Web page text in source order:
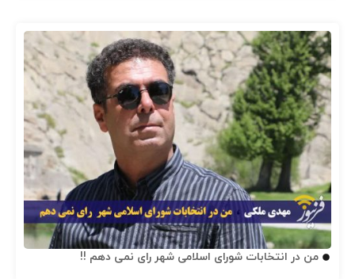
من در انتخابات شورای اسلامی شهر رای نمی دهم !!